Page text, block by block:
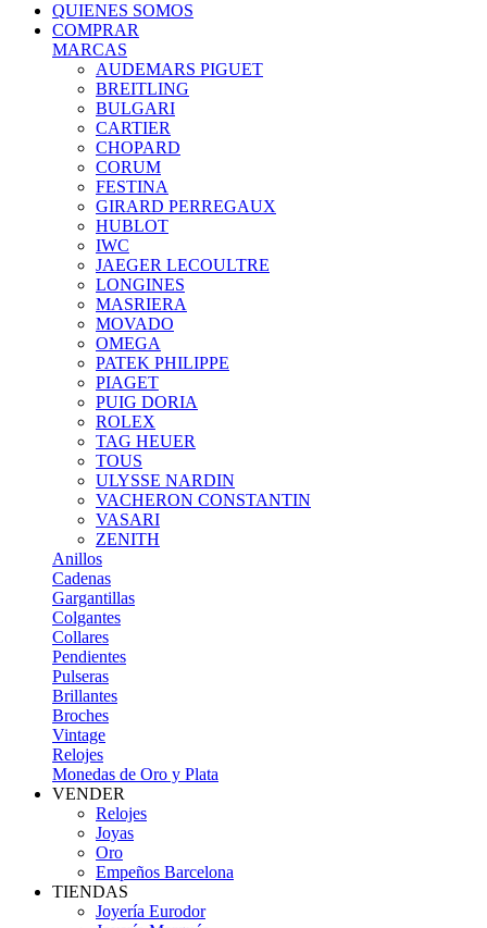
QUIENES SOMOS
COMPRAR
MARCAS
AUDEMARS PIGUET
BREITLING
BULGARI
CARTIER
CHOPARD
CORUM
FESTINA
GIRARD PERREGAUX
HUBLOT
IWC
JAEGER LECOULTRE
LONGINES
MASRIERA
MOVADO
OMEGA
PATEK PHILIPPE
PIAGET
PUIG DORIA
ROLEX
TAG HEUER
TOUS
ULYSSE NARDIN
VACHERON CONSTANTIN
VASARI
ZENITH
Anillos
Cadenas
Gargantillas
Colgantes
Collares
Pendientes
Pulseras
Brillantes
Broches
Vintage
Relojes
Monedas de Oro y Plata
VENDER
Relojes
Joyas
Oro
Empeños Barcelona
TIENDAS
Joyería Eurodor